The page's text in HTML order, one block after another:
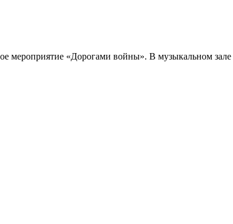
«Дорогами войны». В музыкальном зале